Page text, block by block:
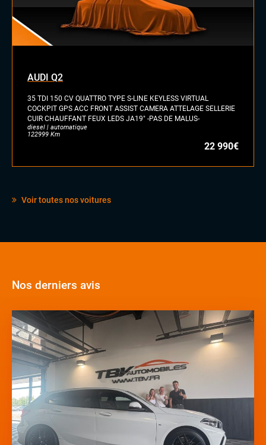
AUDI Q2
35 TDI 150 CV QUATTRO TYPE S-LINE KEYLESS VIRTUAL
COCKPIT GPS ACC FRONT ASSIST CAMERA ATTELAGE SELLERIE
CUIR CHAUFFANT FEUX LEDS JA19" -PAS DE MALUS-
diesel | automatique
122999 Km
22 990€
Voir toutes nos voitures
Nos derniers avis